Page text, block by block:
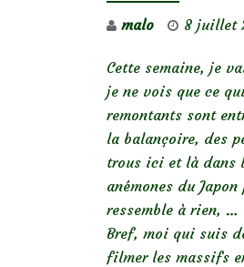
malo 8 juillet
Cette semaine, je
je ne vois que ce
remontants sont
la balançoire, des
trous ici et là dans
anémones du
ressemble à rien, …
Bref, moi qui suis
filmer les massifs